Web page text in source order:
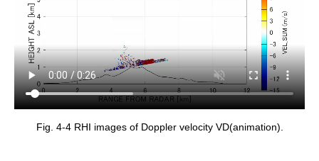
Fig. 4-4 RHI images of Doppler velocity VD(animation).